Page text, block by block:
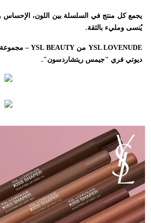
يجمع كل منتج في السلسلة بين اللون، الإحساس
يُنسى ومليء بالثقة.
YSL LOVENUDE منYSL BEAUTY– مجموعة
ديوتي فري "جيمس ريتشاردسون".